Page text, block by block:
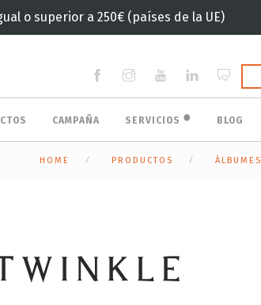
o superior a 250€ (países de la UE)
CAMPAÑA SERVICIOS 🟠 BLOG
HOME PRODUCTOS ÁLBUMES